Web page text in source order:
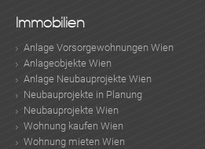
Immobilien
Anlage Vorsorgewohnungen Wien
Anlageobjekte Wien
Anlage Neubauprojekte Wien
Neubauprojekte in Planung
Neubauprojekte Wien
Wohnung kaufen Wien
Wohnung mieten Wien